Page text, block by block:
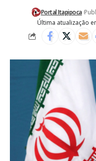
Última atualização
Portal Itapipoca